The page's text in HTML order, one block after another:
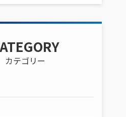
カテゴリー